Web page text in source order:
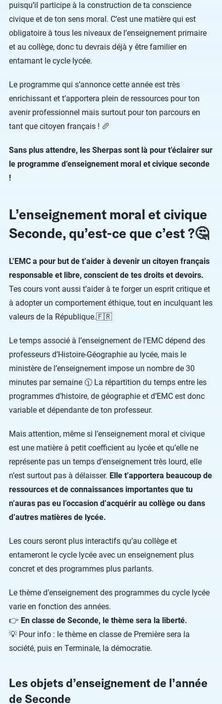
puisqu’il participe à la construction de ta conscience
civique et de ton sens moral. C’est une matière qui est
obligatoire à tous les niveaux de l’enseignement primaire
et au collège, donc tu devrais déjà y être familier en
entamant le cycle lycée.
Le programme qui s’annonce cette année est très
enrichissant et t’apportera plein de ressources pour ton
avenir professionnel mais surtout pour ton parcours en
tant que citoyen français ! 🥖
Sans plus attendre, les Sherpas sont là pour t’éclairer sur
le programme d’enseignement moral et civique seconde
!
L’enseignement moral et civique
Seconde, qu’est-ce que c’est ?🤔
L’EMC a pour but de t’aider à devenir un citoyen français
responsable et libre, conscient de tes droits et devoirs.
Tes cours vont aussi t’aider à te forger un esprit critique et
à adopter un comportement éthique, tout en inculquant les
valeurs de la République.🇫🇷
Le temps associé à l’enseignement de l’EMC dépend des
professeurs d’Histoire-Géographie au lycée, mais le
ministère de l’enseignement impose un nombre de 30
minutes par semaine 🕦 La répartition du temps entre les
programmes d’histoire, de géographie et d’EMC est donc
variable et dépendante de ton professeur.
Mais attention, même si l’enseignement moral et civique
est une matière à petit coefficient au lycée et qu’elle ne
représente pas un temps d’enseignement très lourd, elle
n’est surtout pas à délaisser. Elle t’apportera beaucoup de
ressources et de connaissances importantes que tu
n’auras pas eu l’occasion d’acquérir au collège ou dans
d’autres matières de lycée.
Les cours seront plus interactifs qu’au collège et
entameront le cycle lycée avec un enseignement plus
concret et des programmes plus parlants.
Le thème d’enseignement des programmes du cycle lycée
varie en fonction des années.
👉 En classe de Seconde, le thème sera la liberté.
💡 Pour info : le thème en classe de Première sera la
société, puis en Terminale, la démocratie.
Les objets d’enseignement de l’année
de Seconde